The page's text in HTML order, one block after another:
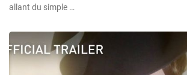
allant du simple …